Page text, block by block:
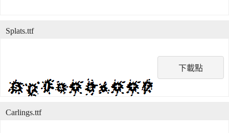
下載點
Splats.ttf
Carlings.ttf